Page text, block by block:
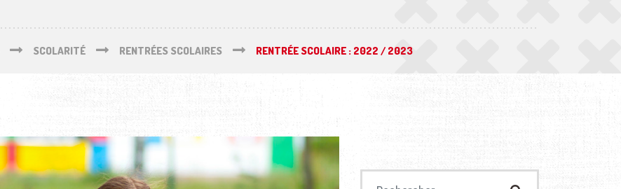
SCOLARITÉ RENTRÉES SCOLAIRES RENTRÉE SCOLAIRE : 2022 / 2023